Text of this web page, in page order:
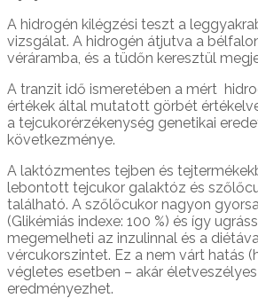
A hidrogén kilégzési teszt a
vizsgálat. A hidrogén átjutva a
véráramba, és a tüdőn keresztül
A tranzit idő ismeretében a mért
értékek által mutatott görbét
a tejcukorérzékenység genetikai
következménye.
A laktózmentes tejben és
lebontott tejcukor galaktóz és
található. A szőlőcukor nagyon
(Glikémiás indexe: 100 %) és így
megemelheti az inzulinnal és a
vércukorszintet. Ez a nem várt hatás
végletes esetben – akár
eredményezhet.